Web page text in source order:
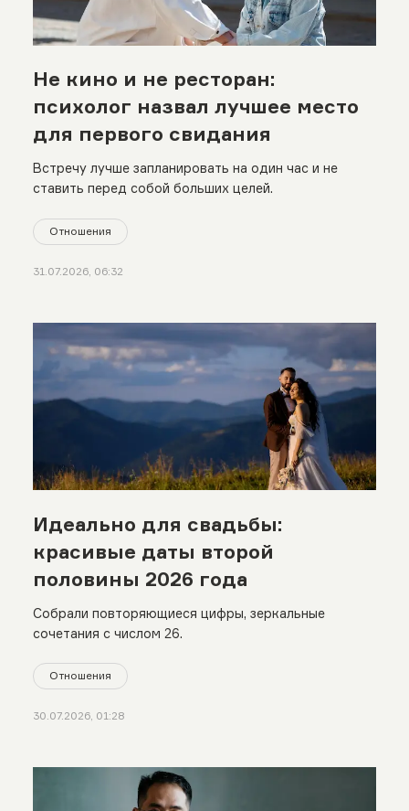
Не кино и не ресторан:
психолог назвал лучшее место
для первого свидания
Встречу лучше запланировать на один час и не
ставить перед собой больших целей.
Отношения
31.07.2026, 06:32
Идеально для свадьбы:
красивые даты второй
половины 2026 года
Собрали повторяющиеся цифры, зеркальные
сочетания с числом 26.
Отношения
30.07.2026, 01:28